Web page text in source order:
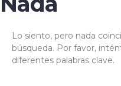
Lo siento, pero nada
búsqueda. Por favor,
diferentes palabras clave.